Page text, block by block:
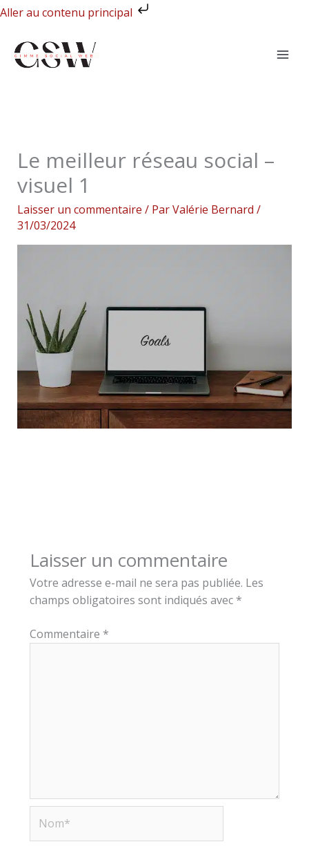
Aller au contenu principal
Aller
contenu
Le meilleur réseau social –
visuel 1
Laisser un commentaire / ParValérie Bernard /
31/03/2024
Laisser un commentaire
Votre adresse e-mail ne sera pas publiée. Les
champs obligatoires sont indiqués avec *
Commentaire *